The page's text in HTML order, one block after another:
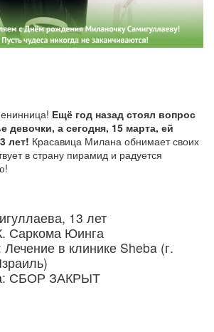
Ещё год назад стоял вопрос
девочки, а сегодня, 15 марта, ей
лет! Красавица Милана обнимает своих
в страну пирамид и радуется
13 лет
Саркома Юинга
в клинике Sheba (г.
СБОР ЗАКРЫТ